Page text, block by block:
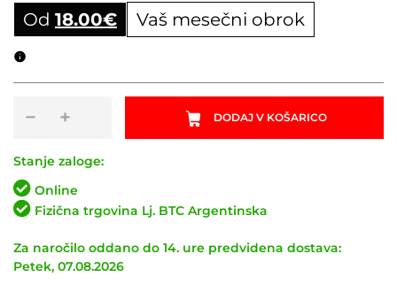
Od 18.00€ Vaš mesečni obrok
−
MAXXIS
DHR
II
27.5x2.40WT
EXO
3C
Maxx
+ DODAJ V KOŠARICO
Stanje zaloge:
Online
Fizična trgovina Lj. BTC Argentinska
Za naročilo oddano do 14. ure predvidena dostava:
Petek, 07.08.2026